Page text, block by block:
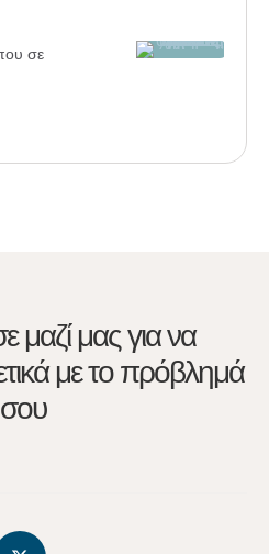
σε
μαζί μας για να
με το πρόβλημά
σου